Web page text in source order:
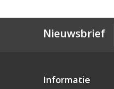
Nieuwsbrief
Informatie